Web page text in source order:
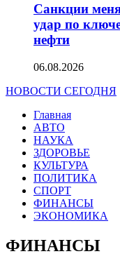
Санкции
удар по
нефти
06.08.2026
НОВОСТИ СЕГОДНЯ
Главная
АВТО
НАУКА
ЗДОРОВЬЕ
КУЛЬТУРА
ПОЛИТИКА
СПОРТ
ФИНАНСЫ
ЭКОНОМИКА
ФИНАНСЫ